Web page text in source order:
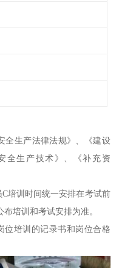
全生产法律法规》、《建设
全生产技术》、《补充资
培训时间统一安排在考试前
培训和考试安排为准。
位培训的记录书和岗位合格